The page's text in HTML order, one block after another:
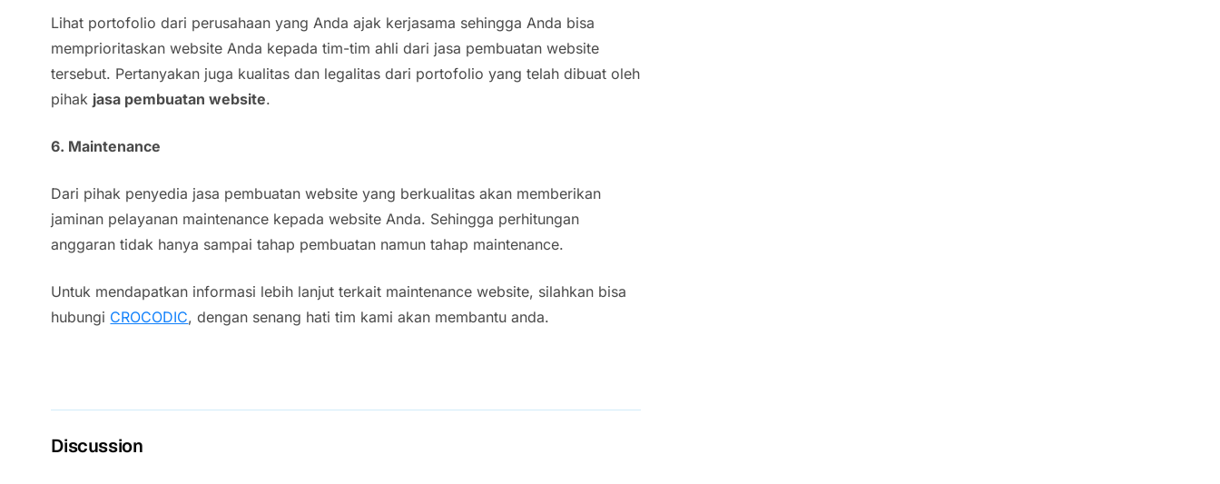
Lihat portofolio dari perusahaan yang Anda ajak kerjasama sehingga Anda bisa
memprioritaskan website Anda kepada tim-tim ahli dari jasa pembuatan website
tersebut. Pertanyakan juga kualitas dan legalitas dari portofolio yang telah dibuat oleh
pihak jasa pembuatan website.
6. Maintenance
Dari pihak penyedia jasa pembuatan website yang berkualitas akan memberikan
jaminan pelayanan maintenance kepada website Anda. Sehingga perhitungan
anggaran tidak hanya sampai tahap pembuatan namun tahap maintenance.
Untuk mendapatkan informasi lebih lanjut terkait maintenance website, silahkan bisa
hubungi CROCODIC, dengan senang hati tim kami akan membantu anda.
Discussion